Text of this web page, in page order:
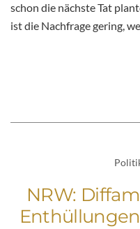
schon die nächste Tat
ist die Nachfrage gering,
NRW: